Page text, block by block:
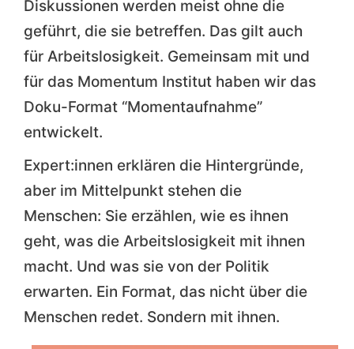
Diskussionen werden meist ohne die
geführt, die sie betreffen. Das gilt auch
für Arbeitslosigkeit. Gemeinsam mit und
für das Momentum Institut haben wir das
Doku-Format “Momentaufnahme”
entwickelt.
Expert:innen erklären die Hintergründe,
aber im Mittelpunkt stehen die
Menschen: Sie erzählen, wie es ihnen
geht, was die Arbeitslosigkeit mit ihnen
macht. Und was sie von der Politik
erwarten. Ein Format, das nicht über die
Menschen redet. Sondern mit ihnen.